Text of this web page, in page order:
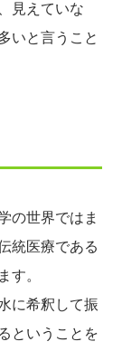
見えていな
いと言うこと
の世界ではま
統医療である
す。
に希釈して振
ということを